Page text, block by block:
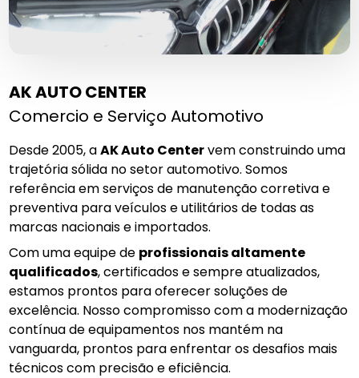
AK AUTO CENTER
Comercio e Serviço Automotivo
Desde 2005, aAK Auto Centervem construindo uma
trajetória sólida no setor automotivo. Somos
referência em serviços de manutenção corretiva e
preventiva para veículos e utilitários de todas as
marcas nacionais e importados.
Com uma equipe de profissionais altamente
qualificados, certificados e sempre atualizados,
estamos prontos para oferecer soluções de
excelência. Nosso compromisso com a modernização
contínua de equipamentos nos mantém na
vanguarda, prontos para enfrentar os desafios mais
técnicos com precisão e eficiência.